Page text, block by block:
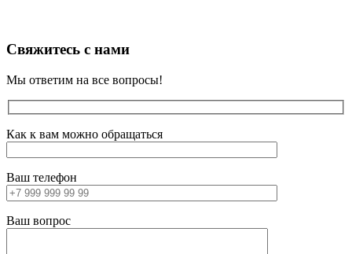
Свяжитесь с нами
Мы ответим на все вопросы!
Как к вам можно обращаться
Ваш телефон
Ваш вопрос